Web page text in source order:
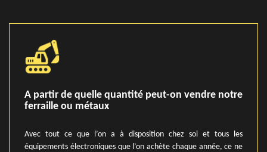
A partir de quelle quantité peut-on vendre notre
ferraille ou métaux
Avec tout ce que l’on a à disposition chez soi et tous les
équipements électroniques que l’on achète chaque année, ce ne